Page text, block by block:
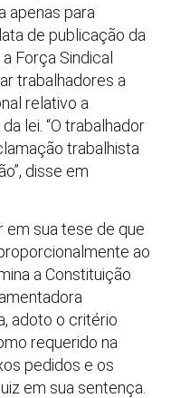
apenas para
de publicação da
a Força Sindical
trabalhadores a
relativo a
lei. “O trabalhador
trabalhista
disse em
em sua tese de que
ao
a Constituição
adoto o critério
requerido na
pedidos e os
em sua sentença.